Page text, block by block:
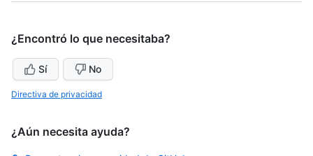
¿Encontró lo que necesitaba?
Sí No
Directiva de privacidad
¿Aún necesita ayuda?